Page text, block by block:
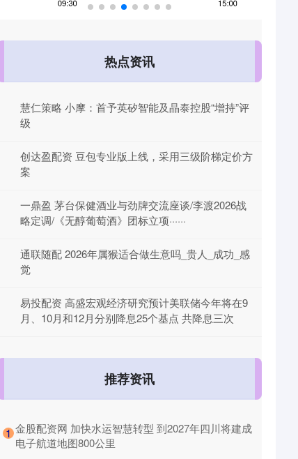
热点资讯
慧仁策略 小摩：首予英矽智能及晶泰控股“增持”评
级
创达盈配资 豆包专业版上线，采用三级阶梯定价方
案
一鼎盈 茅台保健酒业与劲牌交流座谈/李渡2026战
略定调/《无醇葡萄酒》团标立项······
通联随配 2026年属猴适合做生意吗_贵人_成功_感
觉
易投配资 高盛宏观经济研究预计美联储今年将在9
月、10月和12月分别降息25个基点 共降息三次
推荐资讯
1 ​金股配资网 加快水运智慧转型 到2027年四川将建成
电子航道地图800公里